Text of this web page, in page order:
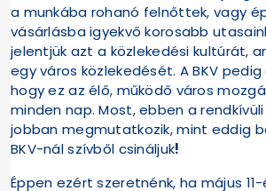
a munkába rohanó felnőttek, vagy
vásárlásba igyekvő korosabb
jelentjük azt a közlekedési kultúrát,
egy város közlekedését. A BKV
hogy ez az élő, működő város
minden nap. Most, ebben a
jobban megmutatkozik, mint eddig
BKV-nál szívből csináljuk!
Éppen ezért szeretnénk, ha május 11-